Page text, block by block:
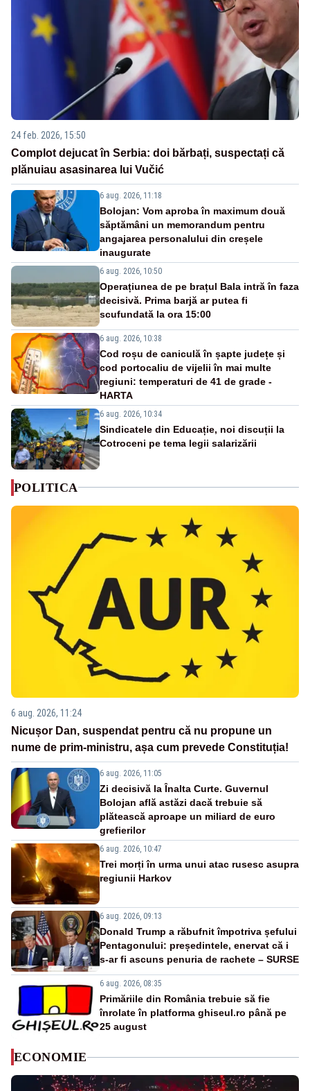
24 feb. 2026, 15:50
Complot dejucat în Serbia: doi bărbați, suspectați că
plănuiau asasinarea lui Vučić
6 aug. 2026, 11:18
Bolojan: Vom aproba în maximum două
săptămâni un memorandum pentru
angajarea personalului din creșele
inaugurate
6 aug. 2026, 10:50
Operațiunea de pe brațul Bala intră în faza
decisivă. Prima barjă ar putea fi
scufundată la ora 15:00
6 aug. 2026, 10:38
Cod roșu de caniculă în șapte județe și
cod portocaliu de vijelii în mai multe
regiuni: temperaturi de 41 de grade -
HARTA
6 aug. 2026, 10:34
Sindicatele din Educație, noi discuții la
Cotroceni pe tema legii salarizării
POLITICA
6 aug. 2026, 11:24
Nicușor Dan, suspendat pentru că nu propune un
nume de prim-ministru, așa cum prevede Constituția!
6 aug. 2026, 11:05
Zi decisivă la Înalta Curte. Guvernul
Bolojan află astăzi dacă trebuie să
plătească aproape un miliard de euro
grefierilor
6 aug. 2026, 10:47
Trei morți în urma unui atac rusesc asupra
regiunii Harkov
6 aug. 2026, 09:13
Donald Trump a răbufnit împotriva șefului
Pentagonului: președintele, enervat că i
s-ar fi ascuns penuria de rachete – SURSE
6 aug. 2026, 08:35
Primăriile din România trebuie să fie
înrolate în platforma ghiseul.ro până pe
25 august
ECONOMIE